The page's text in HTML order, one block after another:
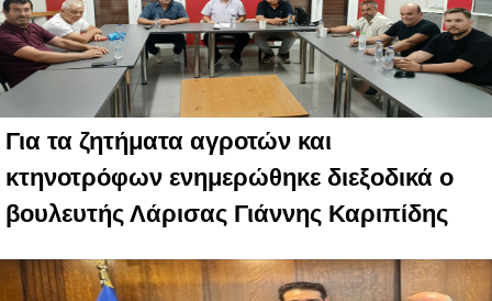
Για τα ζητήματα αγροτών και
κτηνοτρόφων ενημερώθηκε διεξοδικά ο
βουλευτής Λάρισας Γιάννης Καριπίδης